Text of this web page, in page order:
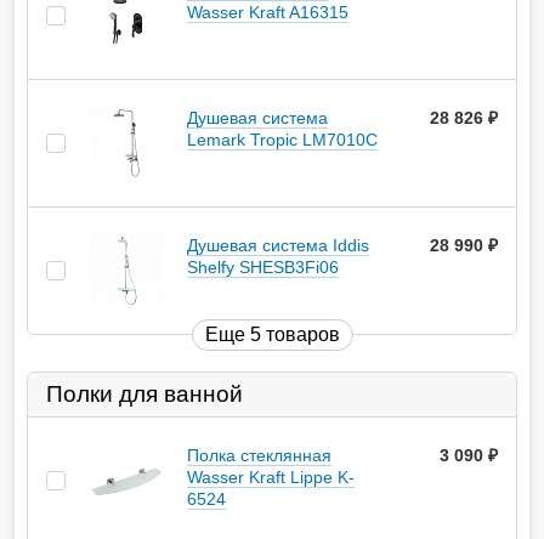
Wasser Kraft A16315
Душевая система
Lemark Tropic LM7010C
28 826
Душевая система Iddis
Shelfy SHESB3Fi06
28 990
Еще 5 товаров
Полки для ванной
Полка стеклянная
Wasser Kraft Lippe K-
6524
3 090